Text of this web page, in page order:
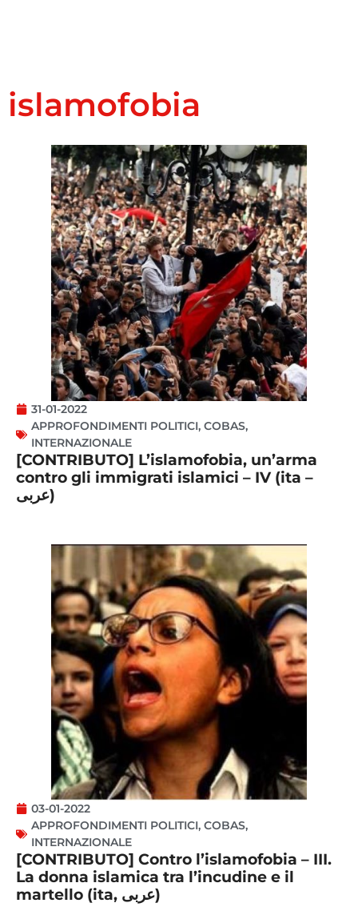
islamofobia
31-01-2022
APPROFONDIMENTI POLITICI, COBAS,
INTERNAZIONALE
[CONTRIBUTO] L’islamofobia, un’arma
contro gli immigrati islamici – IV (ita –
عربى)
03-01-2022
APPROFONDIMENTI POLITICI, COBAS,
INTERNAZIONALE
[CONTRIBUTO] Contro l’islamofobia – III.
La donna islamica tra l’incudine e il
martello (ita, عربى)